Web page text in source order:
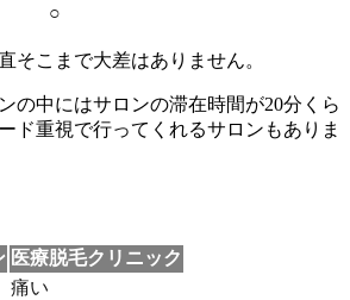
○
そこまで大差はありません。
の中にはサロンの滞在時間が20分くら
ド重視で行ってくれるサロンもありま
医療脱毛クリニック
痛い